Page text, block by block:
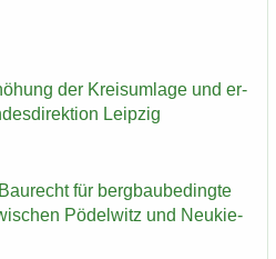
der Kreis­um­la­ge und er­
Leip­zig
für berg­bau­be­ding­te
Pö­del­witz und Neu­kie­